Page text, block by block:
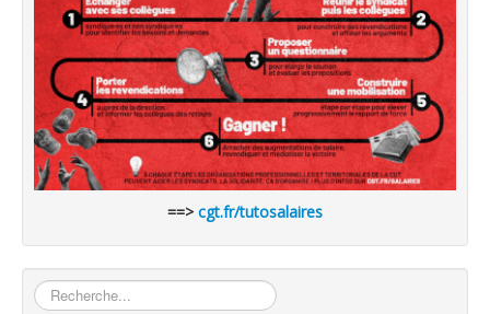
==> cgt.fr/tutosalaires
Rechercher